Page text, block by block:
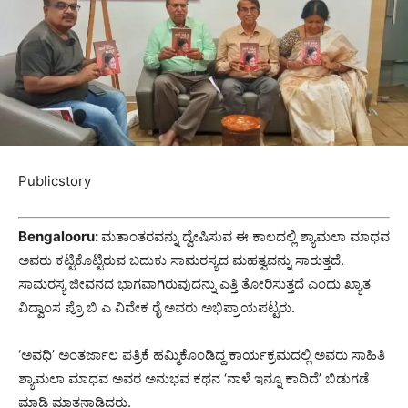
Publicstory
Bengalooru:ಮತಾಂತರವನ್ನು ದ್ವೇಷಿಸುವ ಈ ಕಾಲದಲ್ಲಿ ಶ್ಯಾಮಲಾ ಮಾಧವ
ಅವರು ಕಟ್ಟಿಕೊಟ್ಟಿರುವ ಬದುಕು ಸಾಮರಸ್ಯದ ಮಹತ್ವವನ್ನು ಸಾರುತ್ತದೆ.
ಸಾಮರಸ್ಯ ಜೀವನದ ಭಾಗವಾಗಿರುವುದನ್ನು ಎತ್ತಿ ತೋರಿಸುತ್ತದೆ ಎಂದು ಖ್ಯಾತ
ವಿದ್ವಾಂಸ ಪ್ರೊ ಬಿ ಎ ವಿವೇಕ ರೈ ಅವರು ಅಭಿಪ್ರಾಯಪಟ್ಟರು.
‘ಅವಧಿ’ ಅಂತರ್ಜಾಲ ಪತ್ರಿಕೆ ಹಮ್ಮಿಕೊಂಡಿದ್ದ ಕಾರ್ಯಕ್ರಮದಲ್ಲಿ ಅವರು ಸಾಹಿತಿ
ಶ್ಯಾಮಲಾ ಮಾಧವ ಅವರ ಅನುಭವ ಕಥನ ‘ನಾಳೆ ಇನ್ನೂ ಕಾದಿದೆ’ ಬಿಡುಗಡೆ
ಮಾಡಿ ಮಾತನಾಡಿದರು.